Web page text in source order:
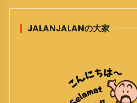
JALANJALANの大家